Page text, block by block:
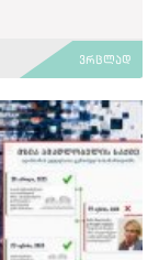
ვრცლად